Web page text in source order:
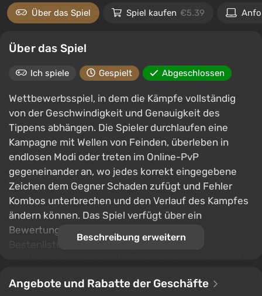
Über das Spiel Spiel kaufen €5.39
Über das Spiel
Ich spiele Gespielt Abgeschlossen
Wettbewerbsspiel, in dem die Kämpfe vollständig
von der Geschwindigkeit und Genauigkeit des
Tippens abhängen. Die Spieler durchlaufen eine
Kampagne mit Wellen von Feinden, überleben in
endlosen Modi oder treten im Online-PvP
gegeneinander an, wo jedes korrekt eingegebene
Zeichen dem Gegner Schaden zufügt und Fehler
Kombos unterbrechen und den Verlauf des Kampfes
ändern können. Das Spiel verfügt über ein
Bewertungssystem mit ELO und globalen
Bestenlisten, das es ermöglicht, in den
Beschreibung erweitern
Angebote und Rabatte der Geschäfte